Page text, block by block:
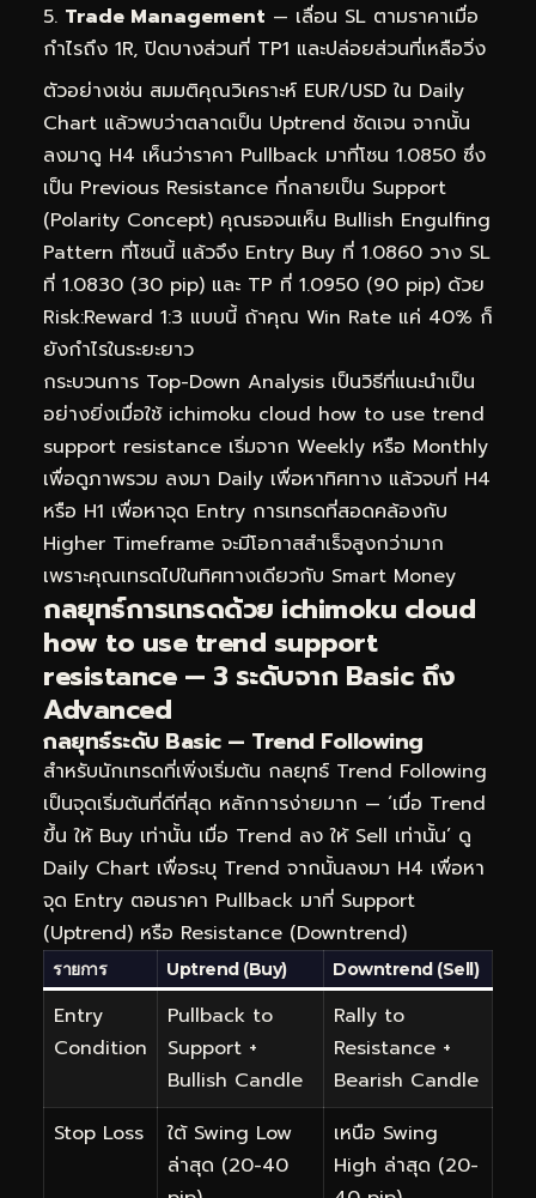
Trade Management — เลื่อน SL ตามราคาเมื่อ
กำไรถึง 1R, ปิดบางส่วนที่ TP1 และปล่อยส่วนที่เหลือวิ่ง
ตัวอย่างเช่น สมมติคุณวิเคราะห์ EUR/USD ใน Daily
Chart แล้วพบว่าตลาดเป็น Uptrend ชัดเจน จากนั้น
ลงมาดู H4 เห็นว่าราคา Pullback มาที่โซน 1.0850 ซึ่ง
เป็น Previous Resistance ที่กลายเป็น Support
(Polarity Concept) คุณรอจนเห็น Bullish Engulfing
Pattern ที่โซนนี้ แล้วจึง Entry Buy ที่ 1.0860 วาง SL
ที่ 1.0830 (30 pip) และ TP ที่ 1.0950 (90 pip) ด้วย
Risk:Reward 1:3 แบบนี้ ถ้าคุณ Win Rate แค่ 40% ก็
ยังกำไรในระยะยาว
กระบวนการ Top-Down Analysis เป็นวิธีที่แนะนำเป็น
อย่างยิ่งเมื่อใช้ ichimoku cloud how to use trend
support resistance เริ่มจาก Weekly หรือ Monthly
เพื่อดูภาพรวม ลงมา Daily เพื่อหาทิศทาง แล้วจบที่ H4
หรือ H1 เพื่อหาจุด Entry การเทรดที่สอดคล้องกับ
Higher Timeframe จะมีโอกาสสำเร็จสูงกว่ามาก
เพราะคุณเทรดไปในทิศทางเดียวกับ Smart Money
กลยุทธ์การเทรดด้วย ichimoku cloud
how to use trend support
resistance — 3 ระดับจาก Basic ถึง
Advanced
กลยุทธ์ระดับ Basic — Trend Following
สำหรับนักเทรดที่เพิ่งเริ่มต้น กลยุทธ์ Trend Following
เป็นจุดเริ่มต้นที่ดีที่สุด หลักการง่ายมาก — ‘เมื่อ Trend
ขึ้น ให้ Buy เท่านั้น เมื่อ Trend ลง ให้ Sell เท่านั้น’ ดู
Daily Chart เพื่อระบุ Trend จากนั้นลงมา H4 เพื่อหา
จุด Entry ตอนราคา Pullback มาที่ Support
(Uptrend) หรือ Resistance (Downtrend)
รายการ Uptrend (Buy) Downtrend (Sell)
Entry
Condition
Pullback to
Support +
Bullish Candle
Rally to
Resistance +
Bearish Candle
Stop Loss
ใต้ Swing Low
ล่าสุด (20-40
เหนือ Swing
High ล่าสุด (20-